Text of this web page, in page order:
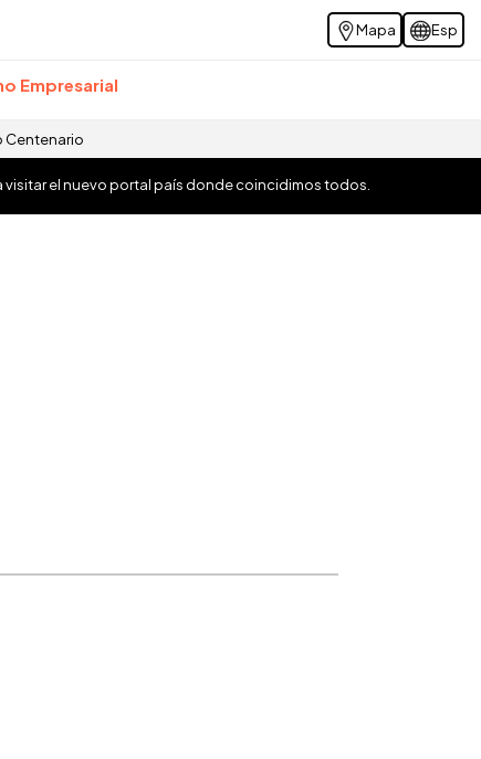
Mapa Esp
Empresarial
Centenario
a visitar el nuevo portal país donde coincidimos todos.